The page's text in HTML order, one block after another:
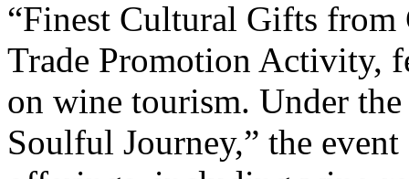
“Finest Cultural Gifts from
Trade Promotion Activity,
on wine tourism. Under
Soulful Journey,” the